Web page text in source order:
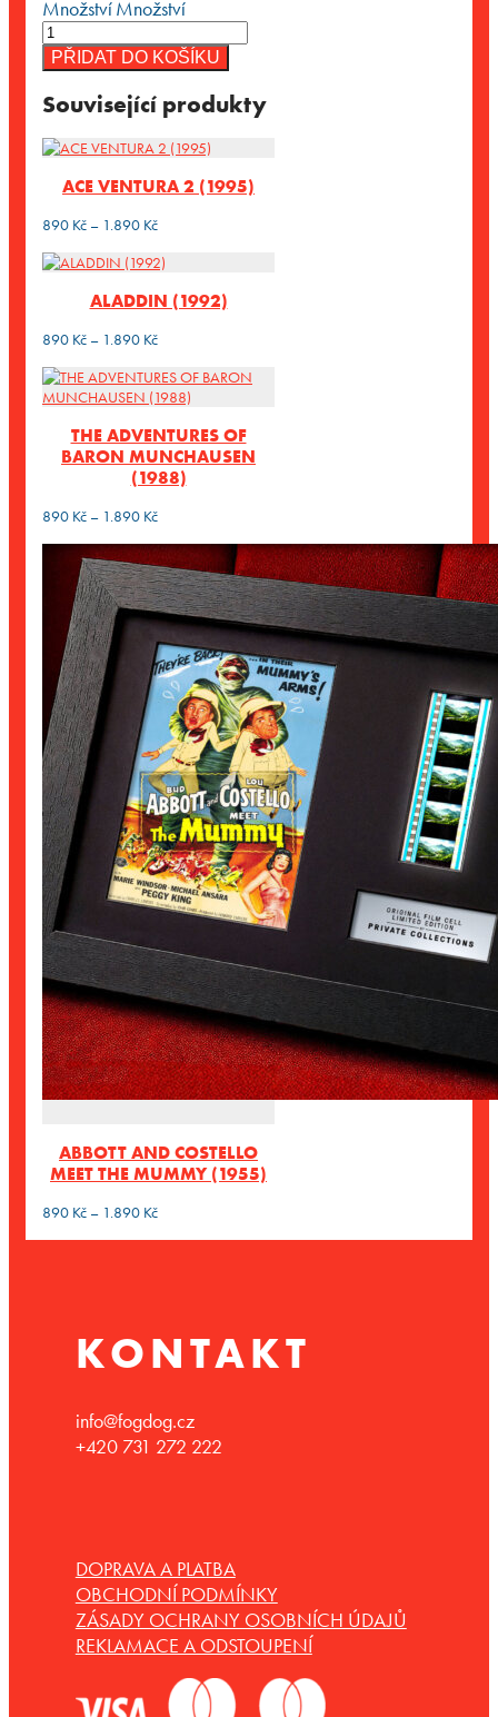
MnožstvíMnožství
PŘIDAT DO KOŠÍKU
Související produkty
ACE VENTURA 2 (1995)
890 Kč – 1.890 KčRozpětí
890 Kč
1.890 Kč
ALADDIN (1992)
890 Kč – 1.890 KčRozpětí
890 Kč
až
THE ADVENTURES OF
BARON MUNCHAUSEN
(1988)
890 Kč – 1.890 KčRozpětí
890 Kč
až
1.890 Kč
ABBOTT AND COSTELLO
MEET THE MUMMY (1955)
890 Kč – 1.890 KčRozpětí
KONTAKT
info@fogdog.cz
+420 731 272 222
DOPRAVA A PLATBA
OBCHODNÍ PODMÍNKY
ZÁSADY OCHRANY OSOBNÍCH ÚDAJŮ
REKLAMACE A ODSTOUPENÍ